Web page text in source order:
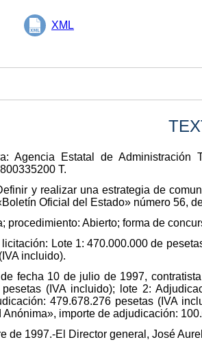
XML
Agencia Estatal de
T.
y realizar una estrategia de
Oficial del Estado» número 56,
procedimiento: Abierto; forma de
Lote 1: 470.000.000 de
incluido).
fecha 10 de julio de 1997,
(IVA incluido); lote 2:
479.678.276 pesetas (IVA
importe de adjudicación:
de 1997.-El Director general, José